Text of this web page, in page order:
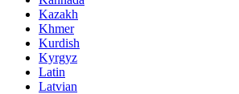
Kazakh
Khmer
Kurdish
Kyrgyz
Latin
Latvian